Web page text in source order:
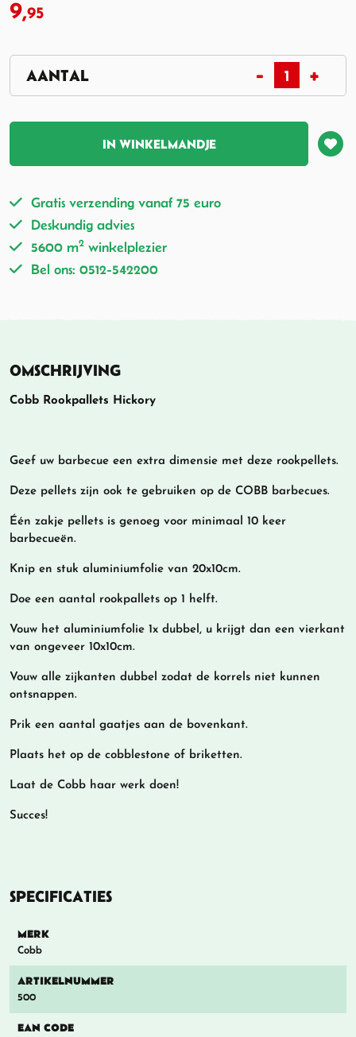
9,95
IN WINKELMANDJE
Gratis verzending vanaf 75 euro
Deskundig advies
5600 m2 winkelplezier
Bel ons: 0512-542200
OMSCHRIJVING
Cobb Rookpallets Hickory
Geef uw barbecue een extra dimensie met deze rookpellets.
Deze pellets zijn ook te gebruiken op de COBB barbecues.
Één zakje pellets is genoeg voor minimaal 10 keer
barbecueën.
Knip en stuk aluminiumfolie van 20x10cm.
Doe een aantal rookpallets op 1 helft.
Vouw het aluminiumfolie 1x dubbel, u krijgt dan een vierkant
van ongeveer 10x10cm.
Vouw alle zijkanten dubbel zodat de korrels niet kunnen
ontsnappen.
Prik een aantal gaatjes aan de bovenkant.
Plaats het op de cobblestone of briketten.
Laat de Cobb haar werk doen!
Succes!
SPECIFICATIES
MERK
Cobb
ARTIKELNUMMER
500
EAN CODE